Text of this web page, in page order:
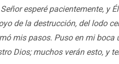
Señor esperé pacientemente, y
de la destrucción, del lodo
mis pasos. Puso en mi boca
Dios; muchos verán esto, y